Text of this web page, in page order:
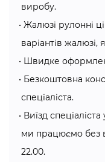
людини,
якість—
рівня, що
Види рулонних
Існує два види
Системи відкритого
рулону тканини. Їх
виробу.
Жалюзі рулонні
варіантів жалюзі,
Швидке
Безкоштовна
спеціаліста.
Виїзд
ми працюємо без
22.00.